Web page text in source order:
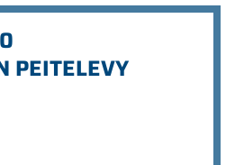
PEITELEVY